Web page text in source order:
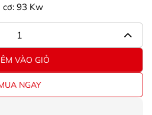
93 Kw
VÀO GIỎ
NGAY